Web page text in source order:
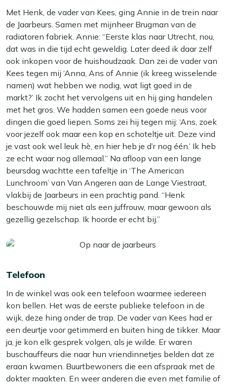
Met Henk, de vader van Kees, ging Annie in de trein naar
de Jaarbeurs. Samen met mijnheer Brugman van de
radiatoren fabriek. Annie: “Eerste klas naar Utrecht, nou,
dat was in die tijd echt geweldig. Later deed ik daar zelf
ook inkopen voor de huishoudzaak. Dan zei de vader van
Kees tegen mij ‘Anna, Ans of Annie (ik kreeg wisselende
namen) wat hebben we nodig, wat ligt goed in de
markt?’ Ik zocht het vervolgens uit en hij ging handelen
met het gros. We hadden samen een goede neus voor
dingen die goed liepen. Soms zei hij tegen mij: ‘Ans, zoek
voor jezelf ook maar een kop en schoteltje uit. Deze vind
je vast ook wel leuk hè, en hier heb je d’r nog één.’ Ik heb
ze echt waar nog allemaal.” Na afloop van een lange
beursdag wachtte een tafeltje in ‘The American
Lunchroom’ van Van Angeren aan de Lange Viestraat,
vlakbij de Jaarbeurs in een prachtig pand. “Henk
beschouwde mij niet als een juffrouw, maar gewoon als
gezellig gezelschap. Ik hoorde er echt bij.”
Telefoon
In de winkel was ook een telefoon waarmee iedereen
kon bellen. Het was de eerste publieke telefoon in de
wijk, deze hing onder de trap. De vader van Kees had er
een deurtje voor getimmerd en buiten hing de tikker. Maar
ja, je kon elk gesprek volgen, als je wilde. Er waren
buschauffeurs die naar hun vriendinnetjes belden dat ze
eraan kwamen. Buurtbewoners die een afspraak met de
dokter maakten. En weer anderen die even met familie of